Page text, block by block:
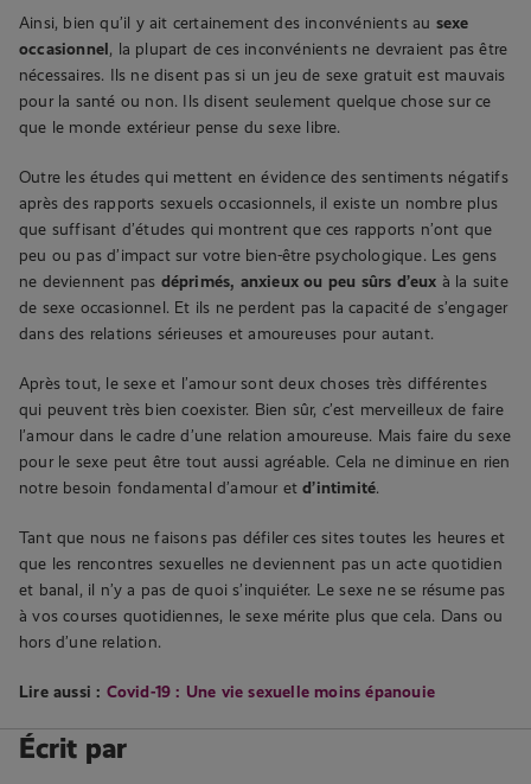
Ainsi, bien qu’il y ait certainement des inconvénients au sexe
occasionnel, la plupart de ces inconvénients ne devraient pas être
nécessaires. Ils ne disent pas si un jeu de sexe gratuit est mauvais
pour la santé ou non. Ils disent seulement quelque chose sur ce
que le monde extérieur pense du sexe libre.
Outre les études qui mettent en évidence des sentiments négatifs
après des rapports sexuels occasionnels, il existe un nombre plus
que suffisant d’études qui montrent que ces rapports n’ont que
peu ou pas d’impact sur votre bien-être psychologique. Les gens
ne deviennent pas déprimés, anxieux ou peu sûrs d’eux à la suite
de sexe occasionnel. Et ils ne perdent pas la capacité de s’engager
dans des relations sérieuses et amoureuses pour autant.
Après tout, le sexe et l’amour sont deux choses très différentes
qui peuvent très bien coexister. Bien sûr, c’est merveilleux de faire
l’amour dans le cadre d’une relation amoureuse. Mais faire du sexe
pour le sexe peut être tout aussi agréable. Cela ne diminue en rien
notre besoin fondamental d’amour etd’intimité.
Tant que nous ne faisons pas défiler ces sites toutes les heures et
que les rencontres sexuelles ne deviennent pas un acte quotidien
et banal, il n’y a pas de quoi s’inquiéter. Le sexe ne se résume pas
à vos courses quotidiennes, le sexe mérite plus que cela. Dans ou
hors d’une relation.
Lire aussi : Covid-19 : Une vie sexuelle moins épanouie
Écrit par